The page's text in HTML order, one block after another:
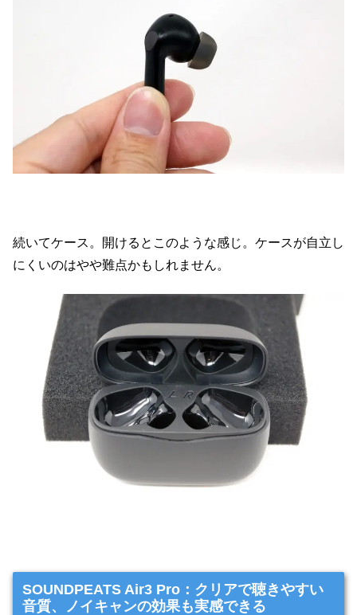
続いてケース。開けるとこのような感じ。ケースが自立し
にくいのはやや難点かもしれません。
SOUNDPEATS Air3 Pro：クリアで聴きやすい
音質、ノイキャンの効果も実感できる